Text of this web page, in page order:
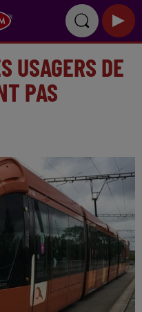
USAGERS DE
PAS